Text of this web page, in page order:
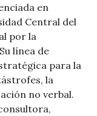
en
Central del
por la
línea de
para la
la
no verbal.